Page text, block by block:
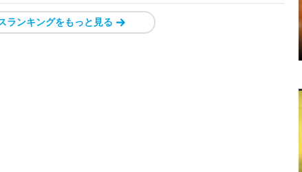
ランキングをもっと見る